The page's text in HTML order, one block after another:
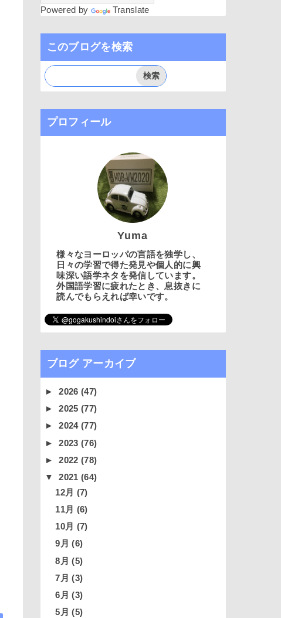
Powered by Translate
このブログを検索
プロフィール
Yuma
様々なヨーロッパの言語を独学し、
日々の学習で得た発見や個人的に興
味深い語学ネタを発信しています。
外国語学習に疲れたとき、息抜きに
読んでもらえれば幸いです。
ブログ アーカイブ
►2026(47)
►2025(77)
►2024(77)
►2023(76)
►2022(78)
▼2021(64)
12月 (7)
11月 (6)
10月 (7)
9月(6)
8月(5)
7月(3)
6月(3)
5月(5)